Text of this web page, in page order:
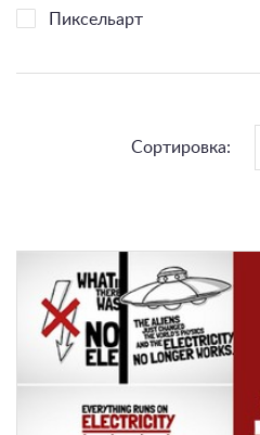
Пиксельарт
Сортировка: